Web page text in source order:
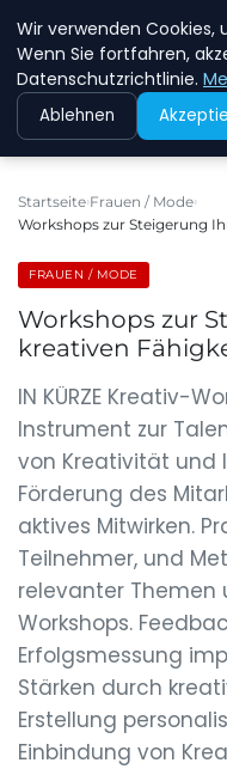
NEW
Startseite Frauen / Mode
Workshops zur Steigerung
FRAUEN / MODE
Workshops zur
kreativen
IN KÜRZE Kreativ-
Instrument zur
von Kreativität und
Förderung des
aktives Mitwirken.
Teilnehmer, und
relevanter Themen
Workshops.
Erfolgsmessung
Stärken durch
Erstellung
Einbindung von
Wir verwenden Cookies,
Wenn Sie fortfahren,
Datenschutzrichtlinie.
Ablehnen